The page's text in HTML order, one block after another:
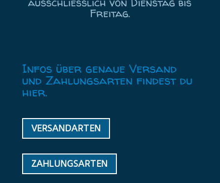
Freitag.
Infos über genaue Versand
und Zahlungsarten findest du
hier.
VERSANDARTEN
ZAHLUNGSARTEN